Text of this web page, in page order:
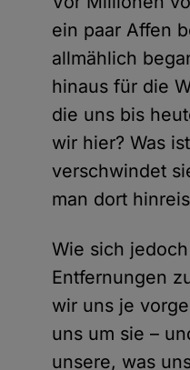
ein paar Affen
allmählich
hinaus für die
die uns bis
wir hier? Was
verschwindet
man dort
Wie sich
Entfernungen
wir uns je
uns um sie –
unsere, was